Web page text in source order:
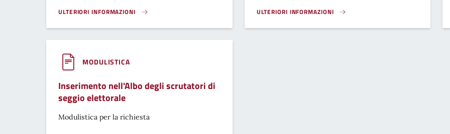
ULTERIORI INFORMAZIONI
RILASCIO DI CERTIFICATI ELETTORALI} ULTERIORI INFORMAZIONI
DUPLICATO DELLA TESSERA ELETTORALE}
MODULISTICA
Inserimento nell'Albo degli scrutatori di
seggio elettorale
Modulistica per la richiesta